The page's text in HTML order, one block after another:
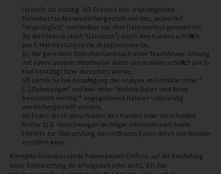
(a) mehr als achtzig -80- Prozent des ursprünglichen
Datenbestandes wiederhergestellt wurden, wobei mit
"ursprünglich" unmittelbar vor dem Datenverlust gemeint ist,
(b) die Fileliste (auch "Dateiliste") durch den Kunden schriftlich
per E-Mail bestätigt bzw. akzeptiert wurde,
(c) der gerettete Datenbestand nach einer TeamViewer-Sitzung
mit einem unserer Mitarbeiter durch den Kunden schriftlich per E-
Mail bestätigt bzw. akzeptiert wurde,
(d) sämtliche bei Beauftragung der Analyse im Formular unter "
[...].Datenträger" und hier unter "Welche Daten sind Ihnen
besonders wichtig?" angegebenen Dateien vollständig
wiederhergestellt wurden,
(e) Enaris durch Verschulden des Kunden oder Verschulden
Dritter (z.B. Verschweigen wichtiger Informationen) keine
Fileliste zur Überprüfung der rettbaren Daten durch den Kunden
erstellen kann.
Korrupte Datenbestände haben keinen Einfluss auf die Einstufung
einer Datenrettung als erfolgreich oder nicht, d.h. bei